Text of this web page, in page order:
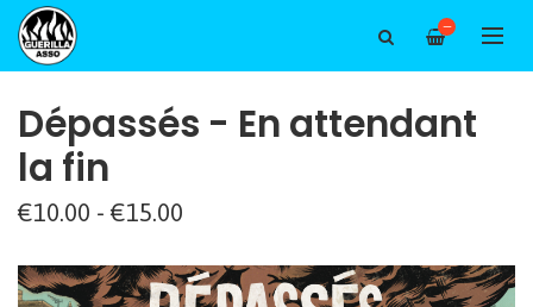
—
Dépassés - En attendant
la fin
€10.00 - €15.00